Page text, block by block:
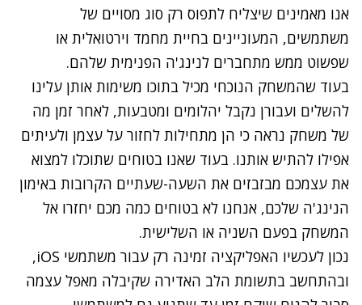
אנו מאמינים שיצליח לתפוס רק סוג מסויים של
משתמשים, המעוניינים בחיית מחמד וירטואלית או
שפשוט ממש מתחברים לנינג'ה הפנימית שלהם.
בעוד שהמשחק הנוכחי מכיל בתוכו משימות אותן עלינו
להשלים ועבורן נקבל יהלומים ומטבעות, לאחר זמן מה
של משחק נראה כי הן מתחילות לחזור על עצמן ולעיתים
אפילו להתיש אותנו. בעוד שאנו בטוחים שתוכלו למצוא
את עצמכם מבזבזים את השעה-שעתיים הקרובות באימון
הנינג'ה שלכם, אנחנו לא בטוחים כמה מכם יחזרו אל
המשחק בפעם השניה או השלישית.
נכון לעכשיו האפליקציה זמינה רק עבור משתמשי iOS,
ובהתחשב בתשומת הלב האדירה שקיבלה מאפל עצמה